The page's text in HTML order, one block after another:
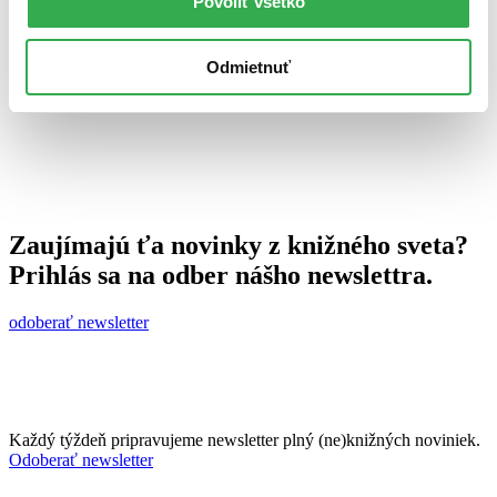
Odmietnuť
Zaujímajú ťa novinky z knižného sveta?
Prihlás sa na odber nášho newslettra.
odoberať newsletter
Každý týždeň pripravujeme newsletter plný (ne)knižných noviniek.
Odoberať newsletter